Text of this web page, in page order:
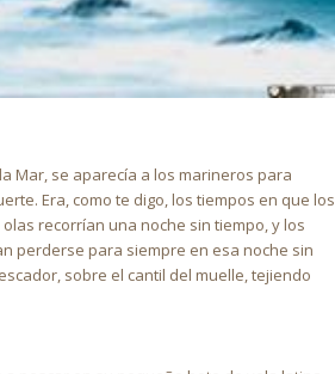
Mar, se aparecía a los marineros para
Era, como te digo, los tiempos en que los
recorrían una noche sin tiempo, y los
perderse para siempre en esa noche sin
sobre el cantil del muelle, tejiendo